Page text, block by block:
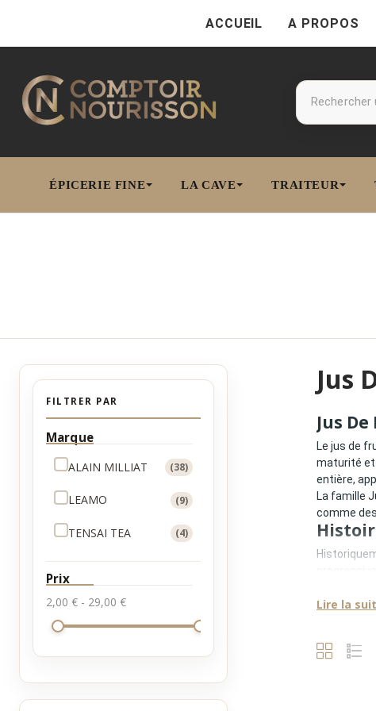
ACCUEIL A PROPOS
ÉPICERIE FINE LA CAVE TRAITEUR
FILTRER PAR
Marque
ALAIN MILLIAT (38)
LEAMO (9)
TENSAI TEA (4)
Prix
2,00 € - 29,00 €
Jus
Jus
Le jus de
maturité et
entière,
La famille
comme
sélection
•absence
Lire la